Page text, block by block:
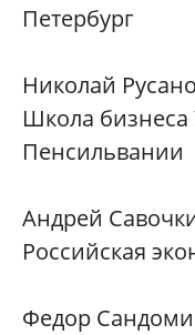
Петербург
Николай
Школа бизнеса
Пенсильвании
Андрей
Российская
Федор